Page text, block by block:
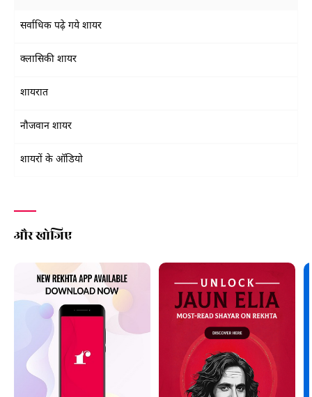
सर्वाधिक पढ़े गये शायर
क्लासिकी शायर
शायरात
नौजवान शायर
शायरों के ऑडियो
और खोजिए